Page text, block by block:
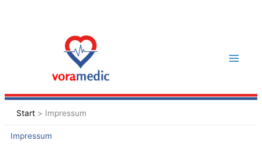
Start Impressum
Impressum